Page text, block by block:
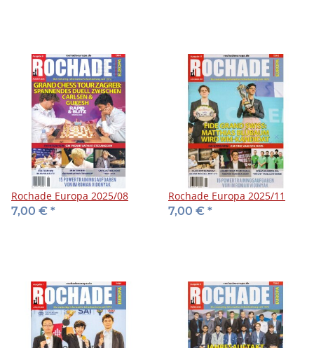
Rochade Europa 2025/08
7,00 € *
Rochade Europa 2025/11
7,00 € *